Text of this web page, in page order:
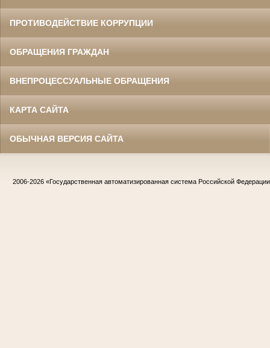
ПРОТИВОДЕЙСТВИЕ КОРРУПЦИИ
ОБРАЩЕНИЯ ГРАЖДАН
ВНЕПРОЦЕССУАЛЬНЫЕ ОБРАЩЕНИЯ
КАРТА САЙТА
ОБЫЧНАЯ ВЕРСИЯ САЙТА
2006-2026 «Государственная автоматизированная система Российской